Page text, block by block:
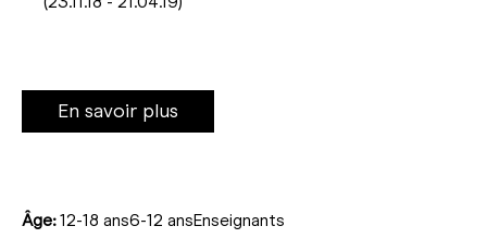
En savoir plus
Âge:12-18 ans6-12 ansEnseignants